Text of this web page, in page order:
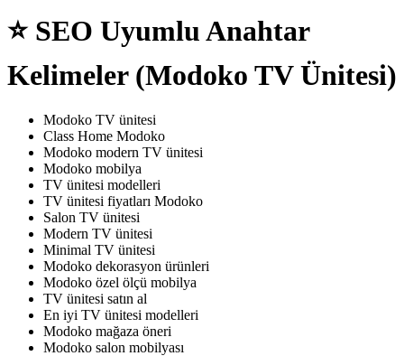
⭐ SEO Uyumlu Anahtar
Kelimeler (Modoko TV Ünitesi)
Modoko TV ünitesi
Class Home Modoko
Modoko modern TV ünitesi
Modoko mobilya
TV ünitesi modelleri
TV ünitesi fiyatları Modoko
Salon TV ünitesi
Modern TV ünitesi
Minimal TV ünitesi
Modoko dekorasyon ürünleri
Modoko özel ölçü mobilya
TV ünitesi satın al
En iyi TV ünitesi modelleri
Modoko mağaza öneri
Modoko salon mobilyası